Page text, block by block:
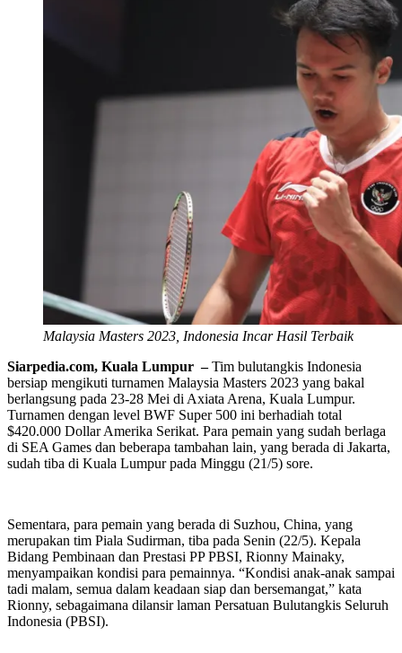
Malaysia Masters 2023, Indonesia Incar Hasil Terbaik
Siarpedia.com, Kuala Lumpur –Tim bulutangkis Indonesia
bersiap mengikuti turnamen Malaysia Masters 2023 yang bakal
berlangsung pada 23-28 Mei di Axiata Arena, Kuala Lumpur.
Turnamen dengan level BWF Super 500 ini berhadiah total
$420.000 Dollar Amerika Serikat. Para pemain yang sudah berlaga
di SEA Games dan beberapa tambahan lain, yang berada di Jakarta,
sudah tiba di Kuala Lumpur pada Minggu (21/5) sore.
Sementara, para pemain yang berada di Suzhou, China, yang
merupakan tim Piala Sudirman, tiba pada Senin (22/5). Kepala
Bidang Pembinaan dan Prestasi PP PBSI, Rionny Mainaky,
menyampaikan kondisi para pemainnya. “Kondisi anak-anak sampai
tadi malam, semua dalam keadaan siap dan bersemangat,” kata
Rionny, sebagaimana dilansir laman Persatuan Bulutangkis Seluruh
Indonesia (PBSI).